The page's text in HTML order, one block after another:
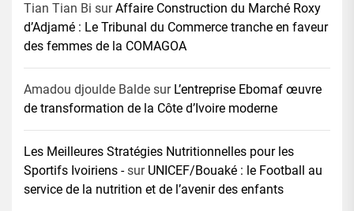
Tian Tian Bi surAffaire Construction du Marché Roxy
d’Adjamé : Le Tribunal du Commerce tranche en faveur
des femmes de la COMAGOA
Amadou djoulde Balde sur L’entreprise Ebomaf œuvre
de transformation de la Côte d’Ivoire moderne
Les Meilleures Stratégies Nutritionnelles pour les
Sportifs Ivoiriens -sur UNICEF/Bouaké : le Football au
service de la nutrition et de l’avenir des enfants